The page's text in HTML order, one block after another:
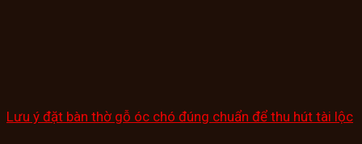
Lưu ý đặt bàn thờ gỗ óc chó đúng chuẩn để thu hút tài lộc